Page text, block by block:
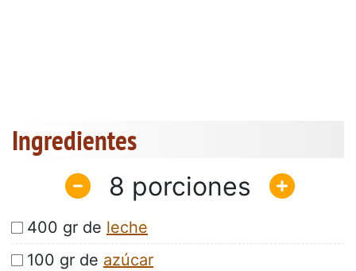
Ingredientes
8
400 gr de leche
100 gr de azúcar